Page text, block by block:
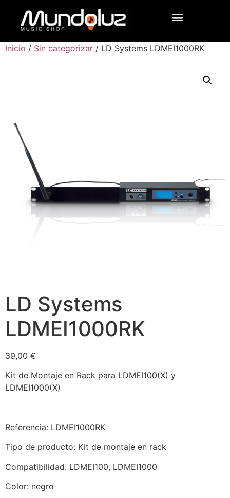
Inicio / Sin categorizar / LD Systems LDMEI1000RK
LD Systems
LDMEI1000RK
39,00 €
Kit de Montaje en Rack para LDMEI100(X) y
LDMEI1000(X)
Referencia: LDMEI1000RK
Tipo de producto: Kit de montaje en rack
Compatibilidad: LDMEI100, LDMEI1000
Color: negro